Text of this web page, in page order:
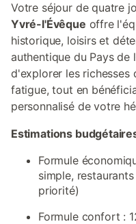
Votre séjour de quatre
Yvré-l'Évêque offre
historique, loisirs et
authentique du Pays
d'explorer les richesses
fatigue, tout en
personnalisé de votre
Estimations
Formule
simple,
priorité)
Formule confort :